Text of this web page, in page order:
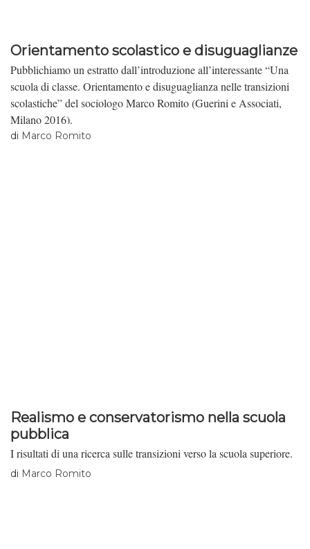
Orientamento scolastico e disuguaglianze
Pubblichiamo un estratto dall’introduzione all’interessante “Una
scuola di classe. Orientamento e disuguaglianza nelle transizioni
scolastiche” del sociologo Marco Romito (Guerini e Associati,
Milano 2016).
di Marco Romito
Realismo e conservatorismo nella scuola
pubblica
I risultati di una ricerca sulle transizioni verso la scuola superiore.
di Marco Romito